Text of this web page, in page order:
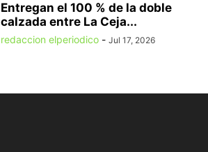
Entregan el 100 % de la doble
calzada entre La Ceja...
redaccion elperiodico - Jul 17, 2026